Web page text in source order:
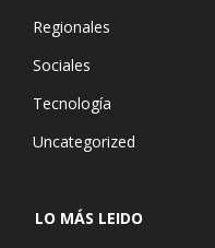
Regionales
Sociales
Tecnología
Uncategorized
LO MÁS LEIDO